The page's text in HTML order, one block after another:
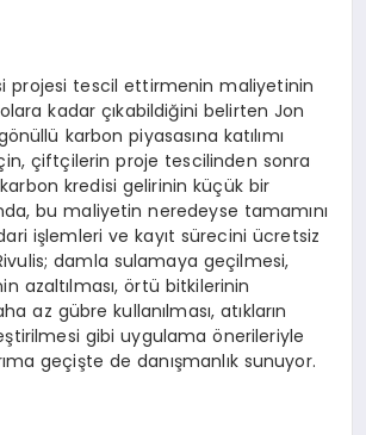
projesi tescil ettirmenin maliyetinin
kadar çıkabildiğini belirten Jon
karbon piyasasına katılımı
çiftçilerin proje tescilinden sonra
kredisi gelirinin küçük bir
bu maliyetin neredeyse tamamını
işlemleri ve kayıt sürecini ücretsiz
damla sulamaya geçilmesi,
azaltılması, örtü bitkilerinin
az gübre kullanılması, atıkların
gibi uygulama önerileriyle
geçişte de danışmanlık sunuyor.